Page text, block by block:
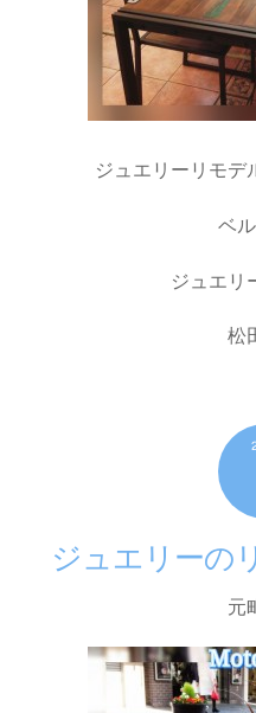
ジュエリーリモ
ベ
ジュエリ
松
ジュエリー
元